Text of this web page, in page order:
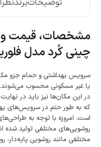
توضیحاتبرند
مشخصات، قیمت و
چینی کُرد مدل
سرویس بهداشتی و حمام جزو
یا غیر مسکونی محسوب می‌شوند.
در این مکان‌ها نیز باید در
که به طور حتم در سرویس‌های
است. امروزه با توجه به
روشویی‌های مختلفی تولید شده
مختلفی مانند روشویی